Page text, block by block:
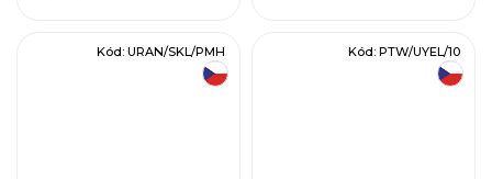
Kód: URAN/SKL/PMH Kód: PTW/UYEL/10